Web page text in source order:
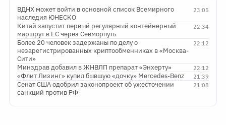
23:05
ВДНХ может войти в основной список Всемирного
наследия ЮНЕСКО
22:34
Китай запустит первый регулярный контейнерный
маршрут в ЕС через Севморпуть
22:12
Более 20 человек задержаны по делу о
незарегистрированных криптообменниках в «Москва-
Сити»
22:12
Минздрав добавил в ЖНВЛП препарат «Энхерту»
21:39
«Флит Лизинг» купил бывшую «дочку» Mercedes-Benz
21:08
Сенат США одобрил законопроект об ужесточении
санкций против РФ